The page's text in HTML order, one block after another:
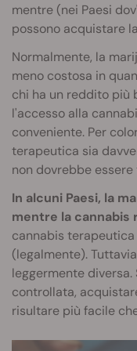
mentre (nei Paesi
possono acquistare
Normalmente, la
meno costosa in
chi ha un reddito più
l'accesso alla
conveniente. Per
terapeutica sia
non dovrebbe
In alcuni Paesi, la
mentre la cannabis
cannabis
(legalmente).
leggermente
controllata,
risultare più facile